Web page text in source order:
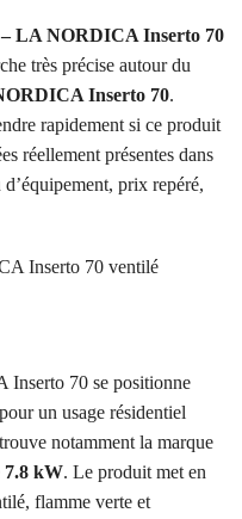
LA NORDICA Inserto 70
très précise autour du
Inserto 70.
rapidement si ce produit
réellement présentes dans
prix repéré,
70 se positionne
un usage résidentiel
notamment la marque
7.8 kW. Le produit met en
flamme verte et